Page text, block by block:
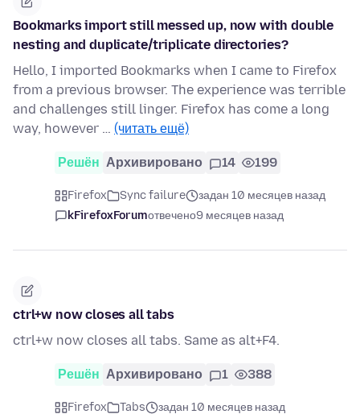
Bookmarks import still messed up, now with double
nesting and duplicate/triplicate directories?
Hello, I imported Bookmarks when I came to Firefox
from a previous browser. The experience was terrible
and challenges still linger. Firefox has come a long
way, however … (читать ещё)
Решён Архивировано 14 199
Firefox Sync failure
задан 10 месяцев назад
kFirefoxForumотвечено9 месяцев назад
ctrl+w now closes all tabs
ctrl+w now closes all tabs. Same as alt+F4.
Решён Архивировано 1 388
Firefox Tabs задан 10 месяцев назад